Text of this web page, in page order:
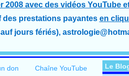
avec des vidéos YouTube
des prestations payantes en
jours fériés),
don Chaîne YouTube Le